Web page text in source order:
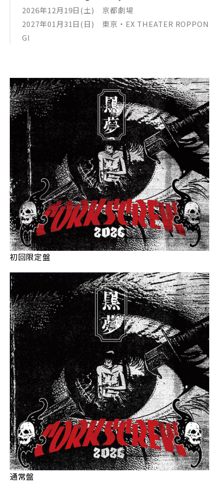
2026年12月19日(土) 京都劇場
2027年01月31日(日) 東京・EX THEATER ROPPON
GI
初回限定盤
通常盤